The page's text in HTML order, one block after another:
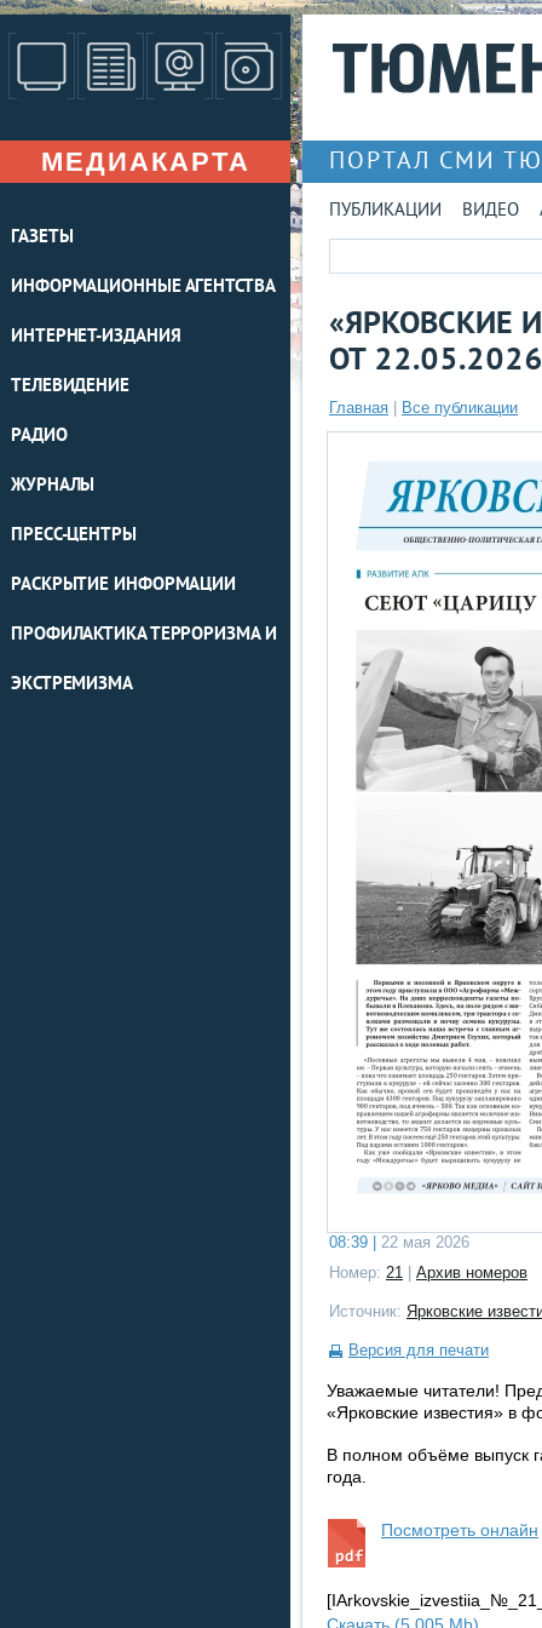
МЕДИАКАРТА
ГАЗЕТЫ
ИНФОРМАЦИОННЫЕ АГЕНТСТВА
ИНТЕРНЕТ-ИЗДАНИЯ
ТЕЛЕВИДЕНИЕ
РАДИО
ЖУРНАЛЫ
ПРЕСС-ЦЕНТРЫ
РАСКРЫТИЕ ИНФОРМАЦИИ
ПРОФИЛАКТИКА ТЕРРОРИЗМА И
ЭКСТРЕМИЗМА
ПОРТАЛ СМИ
ПУБЛИКАЦИИ ВИДЕО
«ЯРКОВСКИЕ
ОТ
Главная Все публикации
08:39 |
22 мая 2026
Номер: 21 Архив номеров
Источник: Ярковские
Версия для печати
Уважаемые читатели!
«Ярковские известия» в
В полном объёме выпуск
года.
Посмотреть онлайн